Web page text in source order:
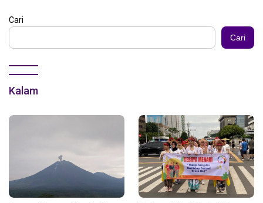
Cari
Cari
Kalam